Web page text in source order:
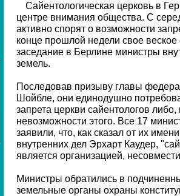
Сайентологическая церковь в
центре внимания общества. С
активно спорят о возможности
конце прошлой недели свое
заседание в Берлине министры
земель.
Последовав призыву главы
Шойбле, они единодушно
запрета церкви сайентологов
невозможности этого. Все 17
заявили, что, как сказал от их
внутренних дел Эрхарт Каудер,
является организацией,
Министры обратились в
земельные органы охраны